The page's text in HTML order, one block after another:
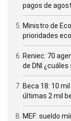
pagos de
Ministro de
prioridades
Reniec: 70
de DNI ¿cuáles
Beca 18: 10
últimas 2 mil
MEF: sueldo